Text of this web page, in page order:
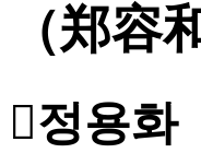
（郑容
정용화